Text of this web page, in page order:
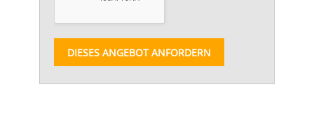
DIESES ANGEBOT ANFORDERN